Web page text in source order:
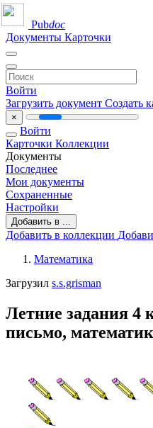
Pubdoc
Документы Карточки
Войти
Загрузить документ Создать
×
Войти
Карточки Коллекции
Документы
Последнее
Мои документы
Сохраненные
Настройки
Добавить в ...
Добавить в коллекции
Математика
Загрузил s.s.grisman
Летние задания 4
письмо,